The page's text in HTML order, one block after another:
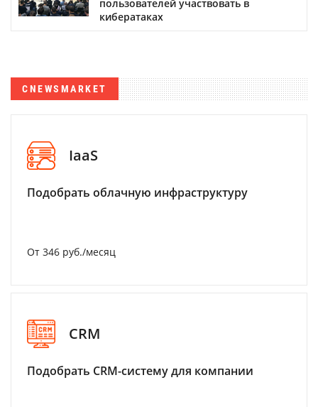
пользователей участвовать в
кибератаках
CNEWSMARKET
IaaS
Подобрать облачную инфраструктуру
От 346 руб./месяц
CRM
Подобрать CRM-систему для компании